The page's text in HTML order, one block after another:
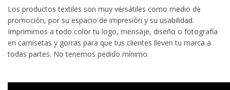
Los productos textiles son muy versátiles como medio de
promoción, por su espacio de impresión y su usabilidad.
Imprimimos a todo color tu logo, mensaje, diseño o fotografía
en camisetas y gorras para que tus clientes lleven tu marca a
todas partes. No tenemos pedido mínimo.